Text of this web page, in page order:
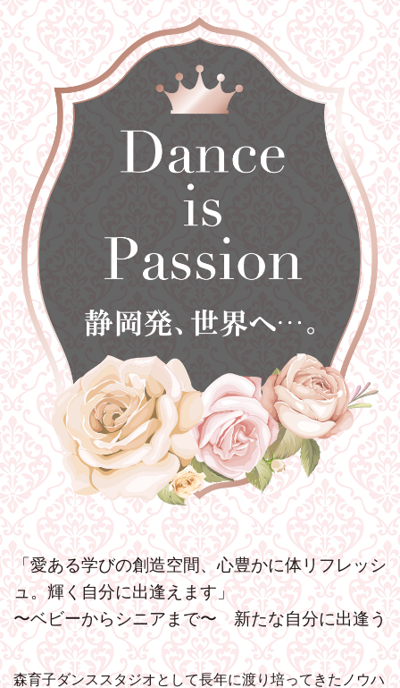
「愛ある学びの創造空間、心豊かに体リフレッシ
ュ。輝く自分に出逢えます」
〜ベビーからシニアまで〜 新たな自分に出逢う
森育子ダンススタジオとして長年に渡り培ってきたノウハ